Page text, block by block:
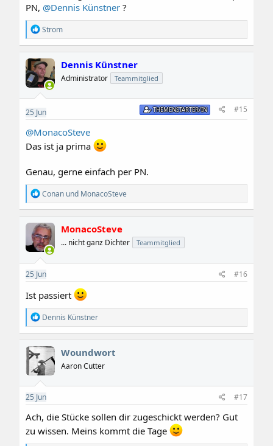
PN, @Dennis Künstner ?
R
e
a
k
t
i
o
n
n
Strom
Dennis Künstner
Administrator Teammitglied
25 Jun THEMENSTARTER/IN #15
@MonacoSteve
Das ist ja prima
Genau, gerne einfach per PN.
R
e
a
k
t
i
o
n
e
n
Conan und MonacoSteve
MonacoSteve
... nicht ganz Dichter Teammitglied
25 Jun #16
Ist passiert
R
e
a
k
i
o
n
e
Dennis Künstner
Woundwort
Aaron Cutter
25 Jun #17
Ach, die Stücke sollen dir zugeschickt werden? Gut
zu wissen. Meins kommt die Tage